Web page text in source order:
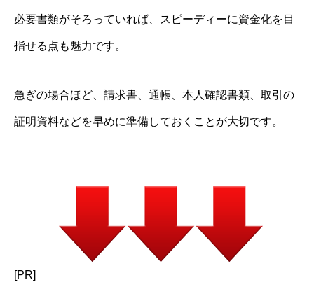
必要書類がそろっていれば、スピーディーに資金化を目
指せる点も魅力です。
急ぎの場合ほど、請求書、通帳、本人確認書類、取引の
証明資料などを早めに準備しておくことが大切です。
[PR]